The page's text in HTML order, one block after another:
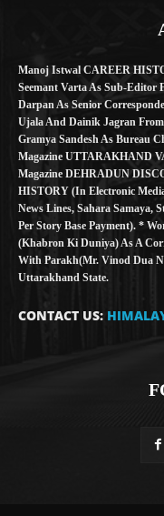
Manoj Istwal CAREER
Seemant Varta As Sub-Editor
Darpan As Senior
Ujala And Dainik Jagran
Gramya Sandesh As Bureau
Magazine UTTARAKHAND
Magazine DEHRADUN
HISTORY (in Electronic
News Lines, Sahara Samaya,
Per Story Base Payment). *
(Khabron Ki Duniya) As A
With Parakh(Mr. Vinod Dua
Uttarakhand State.
CONTACT US: